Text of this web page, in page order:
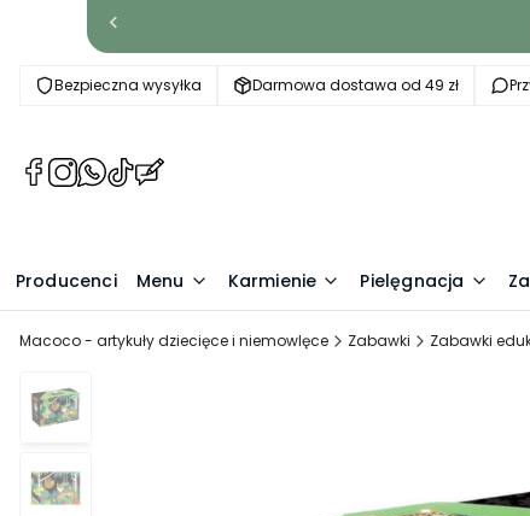
Bezpieczna wysyłka Darmowa dostawa od 49 zł
(Otwiera
karcie)
(Otwiera
karcie)
(Otwiera
karcie)
(Otwiera
karcie)
(Otwiera
karcie)
Producenci Menu Karmienie Pielęgnacja
Macoco - artykuły dziecięce i niemowlęce Zabawki Zabawki